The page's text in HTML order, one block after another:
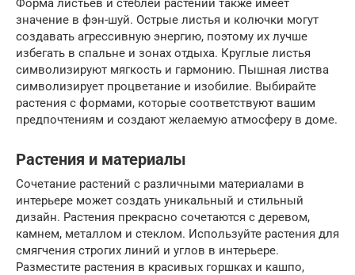
значение в фэн-шуй. Острые листья и колючки могут
создавать агрессивную энергию, поэтому их лучше
избегать в спальне и зонах отдыха. Круглые листья
символизируют мягкость и гармонию. Пышная листва
символизирует процветание и изобилие. Выбирайте
растения с формами, которые соответствуют вашим
предпочтениям и создают желаемую атмосферу в доме.
Растения и материалы
Сочетание растений с различными материалами в
интерьере может создать уникальный и стильный
дизайн. Растения прекрасно сочетаются с деревом,
камнем, металлом и стеклом. Используйте растения для
смягчения строгих линий и углов в интерьере.
Разместите растения в красивых горшках и кашпо,